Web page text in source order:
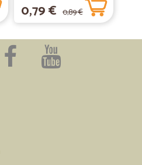
0,79 € 0,89 €